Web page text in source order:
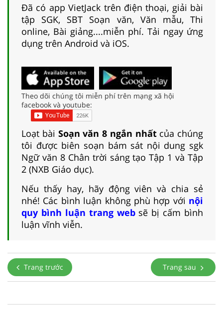
Đã có app VietJack trên điện thoại, giải bài
tập SGK, SBT Soạn văn, Văn mẫu, Thi
online, Bài giảng....miễn phí. Tải ngay ứng
dụng trên Android và iOS.
Theo dõi chúng tôi miễn phí trên mạng xã hội
facebook và youtube:
Loạt bài Soạn văn 8 ngắn nhấtcủa chúng
tôi được biên soạn bám sát nội dung sgk
Ngữ văn 8 Chân trời sáng tạo Tập 1 và Tập
2 (NXB Giáo dục).
Nếu thấy hay, hãy động viên và chia sẻ
nhé! Các bình luận không phù hợp với nội
quy bình luận trang websẽ bị cấm bình
luận vĩnh viễn.
Trang trước Trang sau